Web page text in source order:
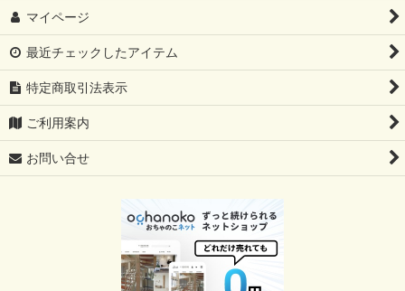
マイページ
最近チェックしたアイテム
特定商取引法表示
ご利用案内
お問い合せ